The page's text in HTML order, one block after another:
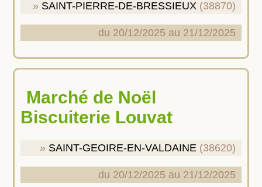
SAINT-PIERRE-DE-BRESSIEUX (38870)
du 20/12/2025 au 21/12/2025
Marché de Noël
Biscuiterie Louvat
SAINT-GEOIRE-EN-VALDAINE (38620)
du 20/12/2025 au 21/12/2025